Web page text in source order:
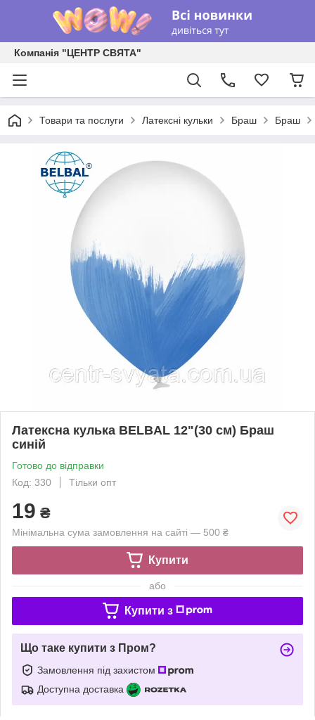
Компанія "ЦЕНТР СВЯТА"
Товари та послуги Латексні кульки Браш Браш
Латексна кулька BELBAL 12"(30 см) Браш
синій
Готово до відправки
Код: 330
Тільки опт
19 ₴
Мінімальна сума замовлення на сайті — 500 ₴
Купити
або
Купити з
Що таке купити з Пром?
Замовлення під захистом
Доступна доставка